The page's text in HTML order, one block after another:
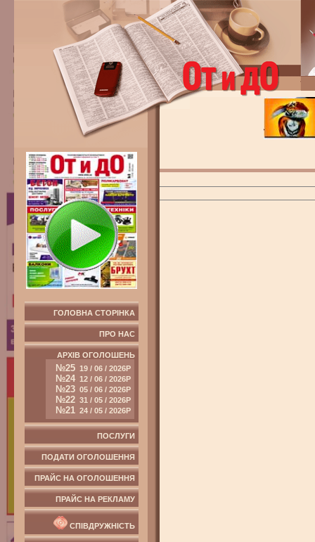
ГОЛОВНА СТОРІНКА
ПРО НАС
АРХІВ ОГОЛОШЕНЬ
№25 19 / 06 / 2026Р
№24 12 / 06 / 2026Р
№23 05 / 06 / 2026Р
№22 31 / 05 / 2026Р
№21 24 / 05 / 2026Р
ПОСЛУГИ
ПОДАТИ ОГОЛОШЕННЯ
ПРАЙС НА ОГОЛОШЕННЯ
ПРАЙС НА РЕКЛАМУ
СПІВДРУЖНІСТЬ